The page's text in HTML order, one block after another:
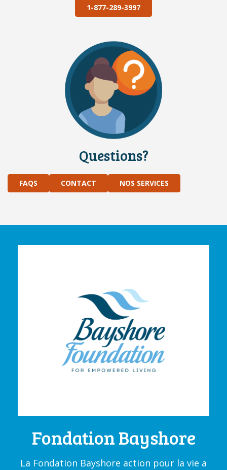
1-877-289-3997
Questions?
FAQS CONTACT NOS SERVICES
Fondation Bayshore
La Fondation Bayshore action pour la vie a